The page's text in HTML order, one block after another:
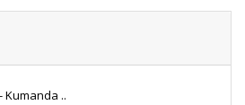
Kumanda ..